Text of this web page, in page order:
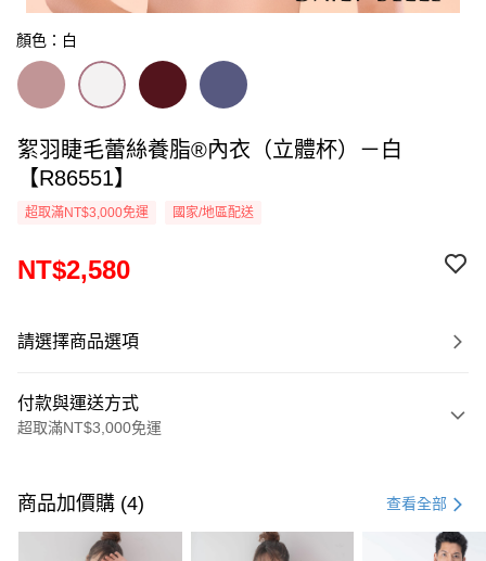
顏色：白
絮羽睫毛蕾絲養脂®內衣（立體杯）－白
【R86551】
超取滿NT$3,000免運 國家/地區配送
NT$2,580
請選擇商品選項
付款與運送方式
超取滿NT$3,000免運
信用卡一次付款
信用卡分期付款
商品加價購 (4) 查看全部